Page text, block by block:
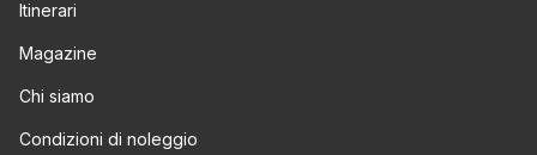
Itinerari
Magazine
Chi siamo
Condizioni di noleggio